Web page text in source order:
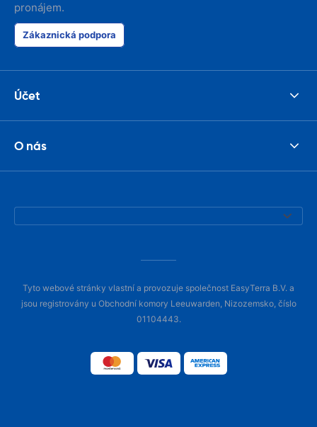
pronájem.
Zákaznická podpora
Účet
O nás
Tyto webové stránky vlastní a provozuje společnost EasyTerra B.V. a
jsou registrovány u Obchodní komory Leeuwarden, Nizozemsko, číslo
01104443.